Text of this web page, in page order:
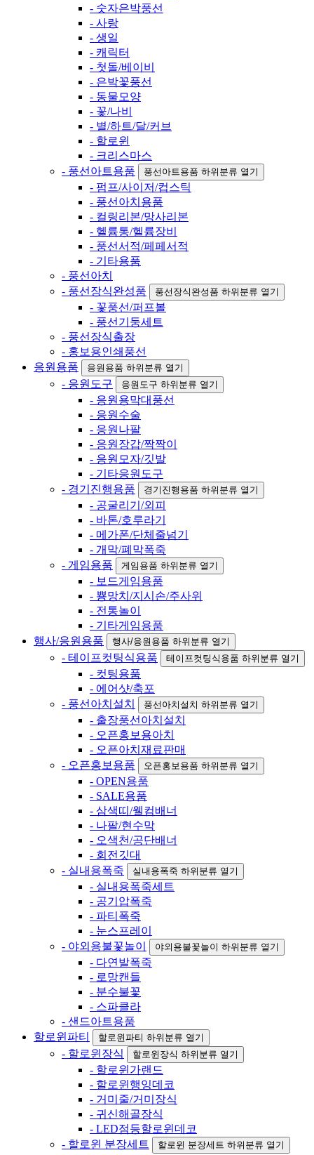
- 숫자은박풍선
- 사랑
- 생일
- 캐릭터
- 첫돌/베이비
- 은박꽃풍선
- 동물모양
- 꽃/나비
- 별/하트/달/커브
- 할로윈
- 크리스마스
- 풍선아트용품
풍선아트용품 하위분류 열기
- 펌프/사이저/컵스틱
- 풍선아치용품
- 컬링리본/망사리본
- 헬륨통/헬륨장비
- 풍선서적/페페서적
- 기타용품
- 풍선아치
- 풍선장식완성품
풍선장식완성품 하위분류 열기
- 꽃풍선/퍼프볼
- 풍선기둥세트
- 풍선장식출장
- 홍보용인쇄풍선
응원용품
응원용품 하위분류 열기
- 응원도구 응원도구 하위분류 열기
- 응원용막대풍선
- 응원수술
- 응원나팔
- 응원장갑/짝짝이
- 응원모자/깃발
- 기타응원도구
- 경기진행용품
경기진행용품 하위분류 열기
- 공굴리기/외피
- 바톤/호루라기
- 메가폰/단체줄넘기
- 개막/폐막폭죽
- 게임용품
게임용품 하위분류 열기
- 보드게임용품
- 뿅망치/지시손/주사위
- 전통놀이
- 기타게임용품
행사/응원용품
행사/응원용품 하위분류 열기
- 테이프컷팅식용품 테이프컷팅식용품 하위분류 열기
- 컷팅용품
- 에어샷/축포
- 풍선아치설치
풍선아치설치 하위분류 열기
- 출장풍선아치설치
- 오픈홍보용아치
- 오픈아치재료판매
- 오픈홍보용품
오픈홍보용품 하위분류 열기
- OPEN용품
- SALE용품
- 삼색띠/웰컴배너
- 나팔/현수막
- 오색천/공단배너
- 회전깃대
- 실내용폭죽
실내용폭죽 하위분류 열기
- 실내용폭죽세트
- 공기압폭죽
- 파티폭죽
- 눈스프레이
- 야외용불꽃놀이
야외용불꽃놀이 하위분류 열기
- 다연발폭죽
- 로망캔들
- 분수불꽃
- 스파클라
- 샌드아트용품
할로윈파티
할로윈파티 하위분류 열기
- 할로윈장식 할로윈장식 하위분류 열기
- 할로윈가랜드
- 할로윈행잉데코
- 거미줄/거미장식
- 귀신해골장식
- LED점등할로윈데코
- 할로윈 분장세트
할로윈 분장세트 하위분류 열기